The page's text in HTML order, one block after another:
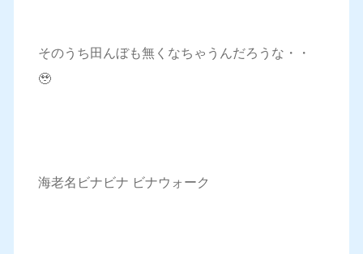
そのうち田んぼも無くなちゃうんだろうな・・
🥹
海老名ビナビナ ビナウォーク